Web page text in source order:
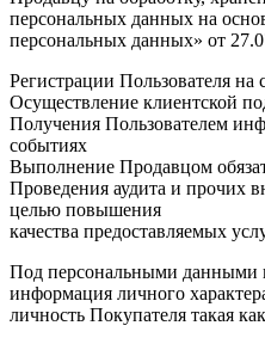
персональных данных на
персональных данных» от
Регистрации Пользователя на
Осуществление клиентской
Получения Пользователем
событиях
Выполнение Продавцом
Проведения аудита и прочих
целью повышения
качества предоставляемых
Под персональными данными
информация личного
личность Покупателя такая